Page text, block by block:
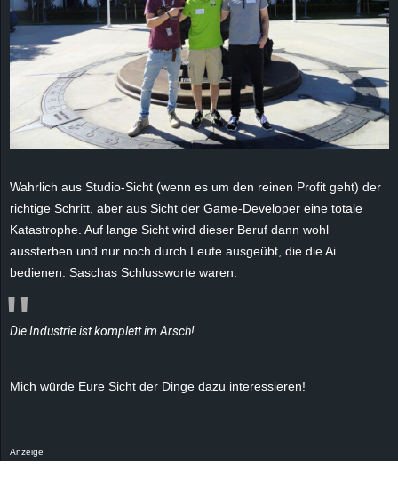
Wahrlich aus Studio-Sicht (wenn es um den reinen Profit geht) der
richtige Schritt, aber aus Sicht der Game-Developer eine totale
Katastrophe. Auf lange Sicht wird dieser Beruf dann wohl
aussterben und nur noch durch Leute ausgeübt, die die Ai
bedienen. Saschas Schlussworte waren:
Die Industrie ist komplett im Arsch!
Mich würde Eure Sicht der Dinge dazu interessieren!
Anzeige